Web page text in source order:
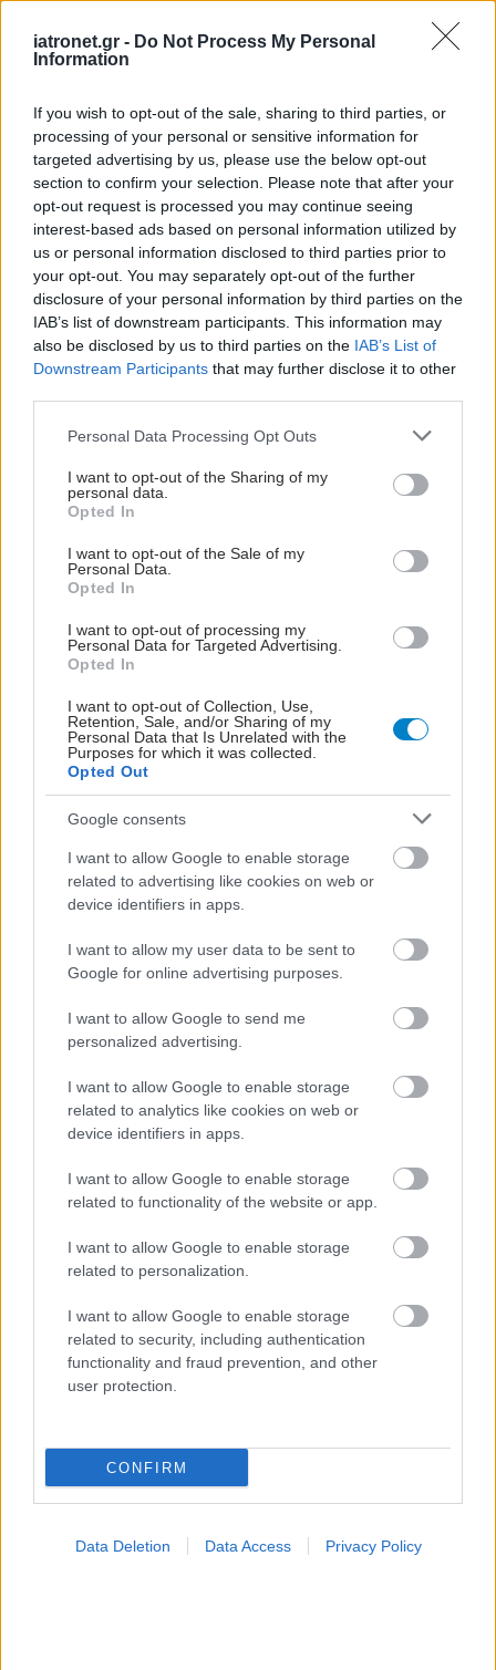
iatronet.gr - Do Not Process My Personal
Information
If you wish to opt-out of the sale, sharing to third parties, or
processing of your personal or sensitive information for
targeted advertising by us, please use the below opt-out
section to confirm your selection. Please note that after your
opt-out request is processed you may continue seeing
interest-based ads based on personal information utilized by
us or personal information disclosed to third parties prior to
your opt-out. You may separately opt-out of the further
disclosure of your personal information by third parties on the
IAB’s list of downstream participants. This information may
also be disclosed by us to third parties on the IAB’s List of
Downstream Participants that may further disclose it to other
Please note that this website/app uses one or more Google
not limited to your visit or usage behaviour. You may click to
grant or deny consent to Google and its third-party tags to
use your data for below specified purposes in below Google
consent section.
Personal Data Processing Opt Outs
I want to opt-out of the Sharing of my
personal data.
Opted In
I want to opt-out of the Sale of my
Personal Data.
Opted In
I want to opt-out of processing my
Personal Data for Targeted Advertising.
Opted In
I want to opt-out of Collection, Use,
Retention, Sale, and/or Sharing of my
Personal Data that Is Unrelated with the
Purposes for which it was collected.
Opted Out
Google consents
I want to allow Google to enable storage
related to advertising like cookies on web or
device identifiers in apps.
I want to allow my user data to be sent to
Google for online advertising purposes.
I want to allow Google to send me
personalized advertising.
I want to allow Google to enable storage
related to analytics like cookies on web or
device identifiers in apps.
I want to allow Google to enable storage
related to functionality of the website or app.
I want to allow Google to enable storage
related to personalization.
I want to allow Google to enable storage
related to security, including authentication
functionality and fraud prevention, and other
user protection.
CONFIRM
Data Deletion Data Access Privacy Policy
Τσίμπησε έντομο το
παιδί μου: είναι απλή
ενόχληση ή αλλεργική
αντίδραση;
Οι αλλαγές στο σώμα
που θεωρούνται
φυσιολογικές με το
πέρασμα του χρόνου
Πώς επηρεάζει τους μυς
και τα οστά ένα
Πώς επηρεάζει η ψυχική
υγεία τη σωματική